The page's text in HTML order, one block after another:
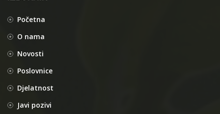
Početna
O nama
Novosti
Poslovnice
Djelatnost
Javi pozivi